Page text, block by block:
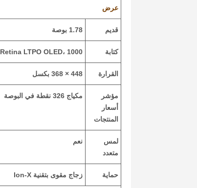
عرض
قديم 1.78 بوصة
كتابة Retina LTPO OLED، 1000 شمعة في المتر الدائري (الذروة)
القرارة 448 × 368 بكسل
مؤشر
أسعار
المنتجات
مكياج 326 نقطة في البوصة
لمس
متعدد
نعم
حماية زجاج مقوى بتقنية Ion-X